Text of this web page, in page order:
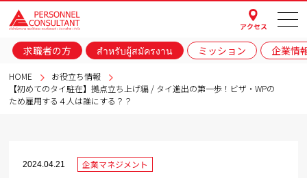
アクセス
求職者の方 สำหรับผู้สมัครงาน ミッション 企業情
HOME
お役立ち情報
【初めてのタイ駐在】拠点立ち上げ編 / タイ進出の第一歩！ビザ・WPの
ため雇用する４人は誰にする？？
2024.04.21 企業マネジメント